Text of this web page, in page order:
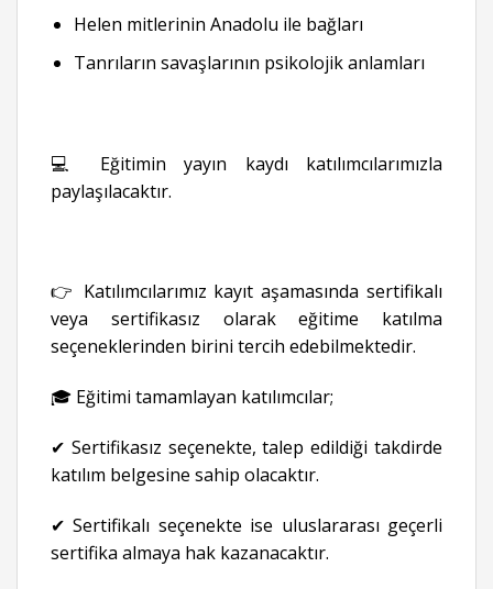
Helen mitlerinin Anadolu ile bağları
Tanrıların savaşlarının psikolojik anlamları
💻 Eğitimin yayın kaydı katılımcılarımızla
paylaşılacaktır.
👉 Katılımcılarımız kayıt aşamasında sertifikalı
veya sertifikasız olarak eğitime katılma
seçeneklerinden birini tercih edebilmektedir.
🎓 Eğitimi tamamlayan katılımcılar;
✔ Sertifikasız seçenekte, talep edildiği takdirde
katılım belgesine sahip olacaktır.
✔ Sertifikalı seçenekte ise uluslararası geçerli
sertifika almaya hak kazanacaktır.